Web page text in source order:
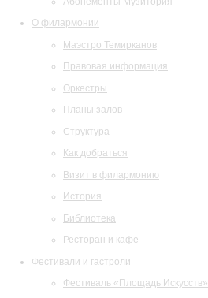
О филармонии
Маэстро Темирканов
Правовая информация
Оркестры
Планы залов
Структура
Как добраться
Визит в филармонию
История
Библиотека
Ресторан и кафе
Фестивали и гастроли
Фестиваль «Площадь Искусств»